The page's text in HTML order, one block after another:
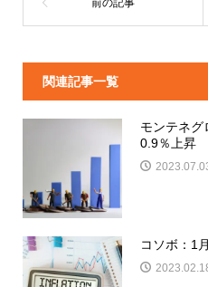
関連記事一覧
モンテネグ
0.9％上昇
コソボ：1